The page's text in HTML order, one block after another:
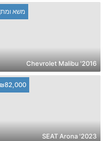
משא ומתן
2016' Chevrolet Malibu
₪82,000
2023' SEAT Arona